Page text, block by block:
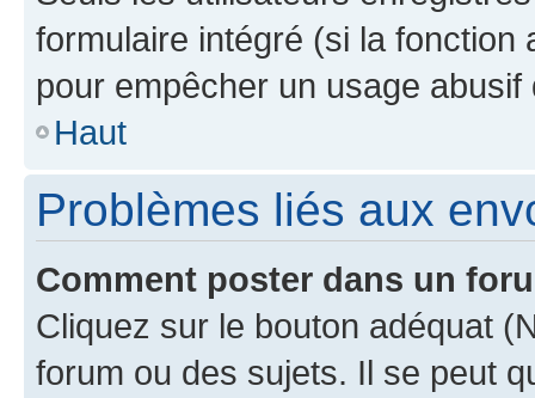
formulaire intégré (si la fonction
pour empêcher un usage
Haut
Problèmes liés aux
Comment poster dans un
Cliquez sur le bouton adéquat
forum ou des sujets. Il se peut